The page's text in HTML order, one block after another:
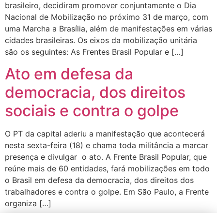
brasileiro, decidiram promover conjuntamente o Dia
Nacional de Mobilização no próximo 31 de março, com
uma Marcha a Brasília, além de manifestações em várias
cidades brasileiras. Os eixos da mobilização unitária
são os seguintes: As Frentes Brasil Popular e […]
Ato em defesa da
democracia, dos direitos
sociais e contra o golpe
O PT da capital aderiu a manifestação que acontecerá
nesta sexta-feira (18) e chama toda militância a marcar
presença e divulgar o ato. A Frente Brasil Popular, que
reúne mais de 60 entidades, fará mobilizações em todo
o Brasil em defesa da democracia, dos direitos dos
trabalhadores e contra o golpe. Em São Paulo, a Frente
organiza […]